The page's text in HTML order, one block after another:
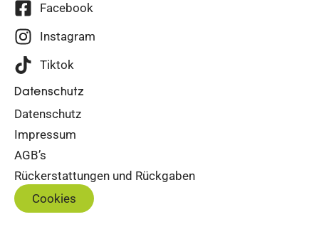
Facebook
Instagram
Tiktok
Datenschutz
Datenschutz
Impressum
AGB’s
Rückerstattungen und Rückgaben
Cookies